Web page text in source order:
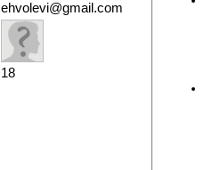
ehvolevi@gmail.com
18